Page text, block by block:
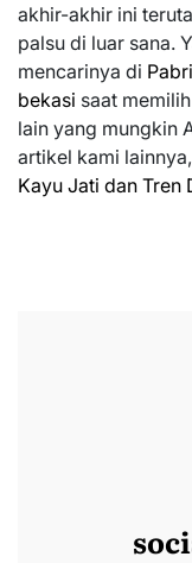
akhir-akhir ini
palsu di luar sana.
mencarinya di
bekasi saat
lain yang mungkin
artikel kami
Kayu Jati dan Tren